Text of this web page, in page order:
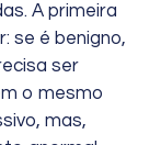
A primeira
se é benigno,
ser
o mesmo
mas,